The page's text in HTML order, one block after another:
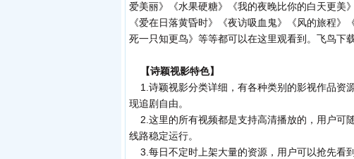
爱美丽》《水果硬糖》《我的夜晚比你的白天更美
《爱在日落黄昏时》《夜访吸血鬼》《风的旅程
死一只知更鸟》等等都可以在这里观看到。 飞鸟下
【诗颖视影特色】
1.诗颖视影分类详细，有各种类别的影视作品资
现追剧自由。
2.这里的所有视频都是支持高清播放的，用户可
线路稳定运行。
3.每日不定时上架大量的资源，用户可以抢先看